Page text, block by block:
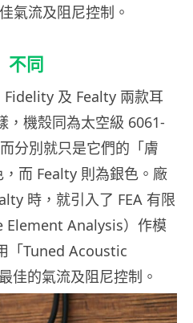
氣流及阻尼控制。
不同
及 Fealty 兩款耳
，機殼同為太空級 6061-
分別就只是它們的「膚
而 Fealty 則為銀色。廠
時，就引入了 FEA 有限
Element Analysis）作模
「Tuned Acoustic
佳的氣流及阻尼控制。